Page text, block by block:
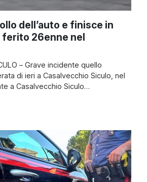
dell’auto e finisce in
ferito 26enne nel
– Grave incidente quello
di ieri a Casalvecchio Siculo, nel
a Casalvecchio Siculo
lungo la SP20 di Mitta, che
all’altezza di contrada